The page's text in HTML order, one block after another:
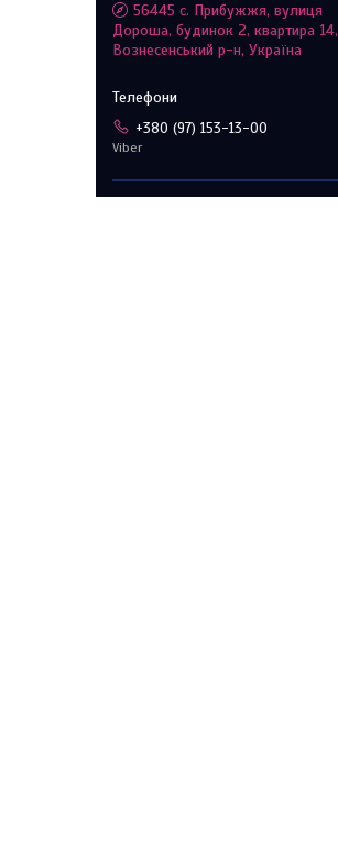
56445 с. Прибужжя, вулиця
Дороша, будинок 2, квартира 14,
Вознесенський р-н, Україна
+380 (97) 153-13-00
Viber